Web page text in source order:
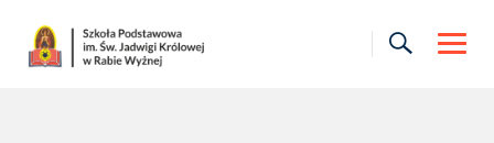
content